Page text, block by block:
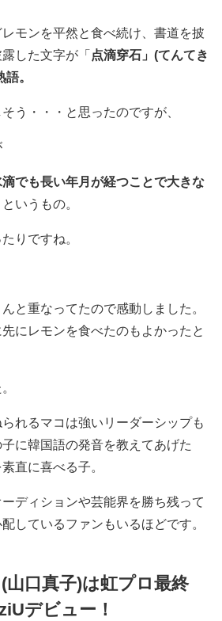
モンを平然と食べ続け、書道を披
した文字が「 点滴穿石」(てんてき
。
う・・・と思ったのですが、
滴でも長い年月が経つことで大きな
というもの。
りですね。
と重なってたので感動しました。
にレモンを食べたのもよかったと
れるマコは強いリーダーシップも
に韓国語の発音を教えてあげた
直に喜べる子。
ディションや芸能界を勝ち残って
しているファンもいるほどです。
山口真子)は虹プロ最終
デビュー！